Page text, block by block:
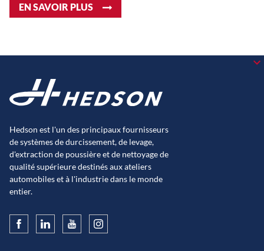
EN SAVOIR PLUS
Hedson est l'un des principaux fournisseurs
de systèmes de durcissement, de levage,
d'extraction de poussière et de nettoyage de
qualité supérieure destinés aux ateliers
automobiles et à l'industrie dans le monde
entier.